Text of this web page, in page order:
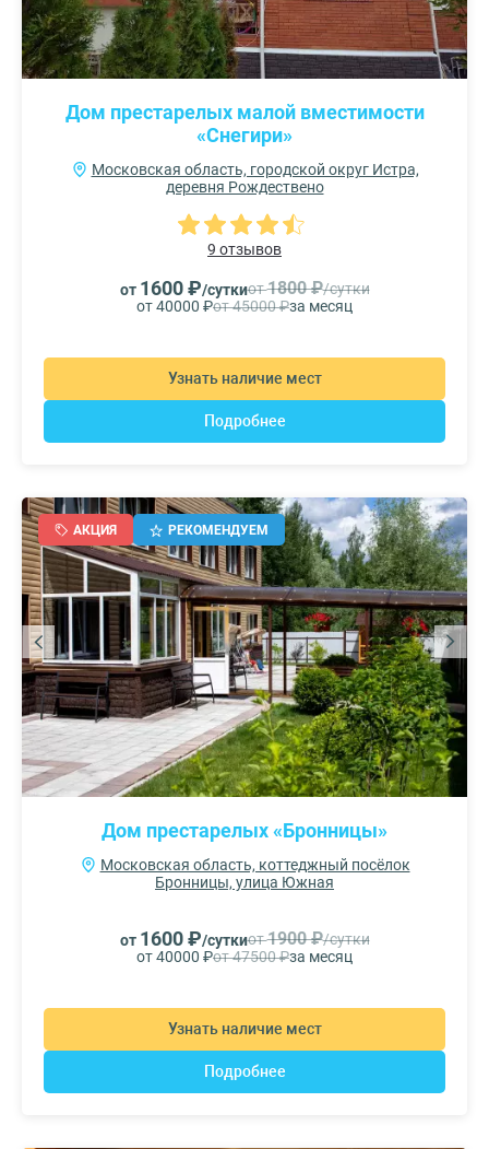
Дом престарелых малой вместимости
«Снегири»
Московская область, городской округ Истра,
деревня Рождествено
9 отзывов
от 1600 ₽/суткиот1800 ₽/сутки
от 40000 ₽от 45000 ₽за месяц
Узнать наличие мест
Подробнее
АКЦИЯ РЕКОМЕНДУЕМ
Дом престарелых «Бронницы»
Московская область, коттеджный посёлок
Бронницы, улица Южная
от 1600 ₽/суткиот1900 ₽/сутки
от 40000 ₽от 47500 ₽за месяц
Узнать наличие мест
Подробнее